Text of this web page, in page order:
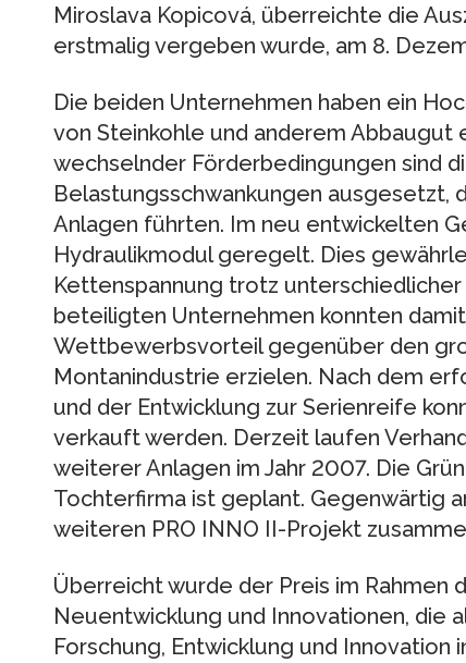
Miroslava Kopicová, überreichte die
erstmalig vergeben wurde, am 8.
Die beiden Unternehmen haben ein
von Steinkohle und anderem Abbaugut
wechselnder Förderbedingungen sind
Belastungsschwankungen ausgesetzt,
Anlagen führten. Im neu entwickelten
Hydraulikmodul geregelt. Dies
Kettenspannung trotz
beteiligten Unternehmen konnten
Wettbewerbsvorteil gegenüber den
Montanindustrie erzielen. Nach dem
und der Entwicklung zur Serienreife
verkauft werden. Derzeit laufen
weiterer Anlagen im Jahr 2007. Die
Tochterfirma ist geplant. Gegenwärtig
weiteren PRO INNO II-Projekt
Überreicht wurde der Preis im Rahmen
Neuentwicklung und Innovationen, die
Forschung, Entwicklung und Innovation